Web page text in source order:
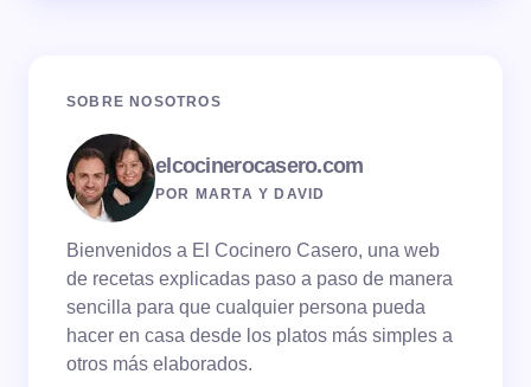
SOBRE NOSOTROS
elcocinerocasero.com
POR MARTA Y DAVID
Bienvenidos a El Cocinero Casero, una web
de recetas explicadas paso a paso de manera
sencilla para que cualquier persona pueda
hacer en casa desde los platos más simples a
otros más elaborados.